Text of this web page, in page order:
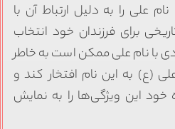
نام علی را به دلیل ارتباط آن با
برای فرزندان خود انتخاب
با نام علی ممکن است به خاطر
به این نام افتخار کند و
این ویژگی‌ها را به نمایش